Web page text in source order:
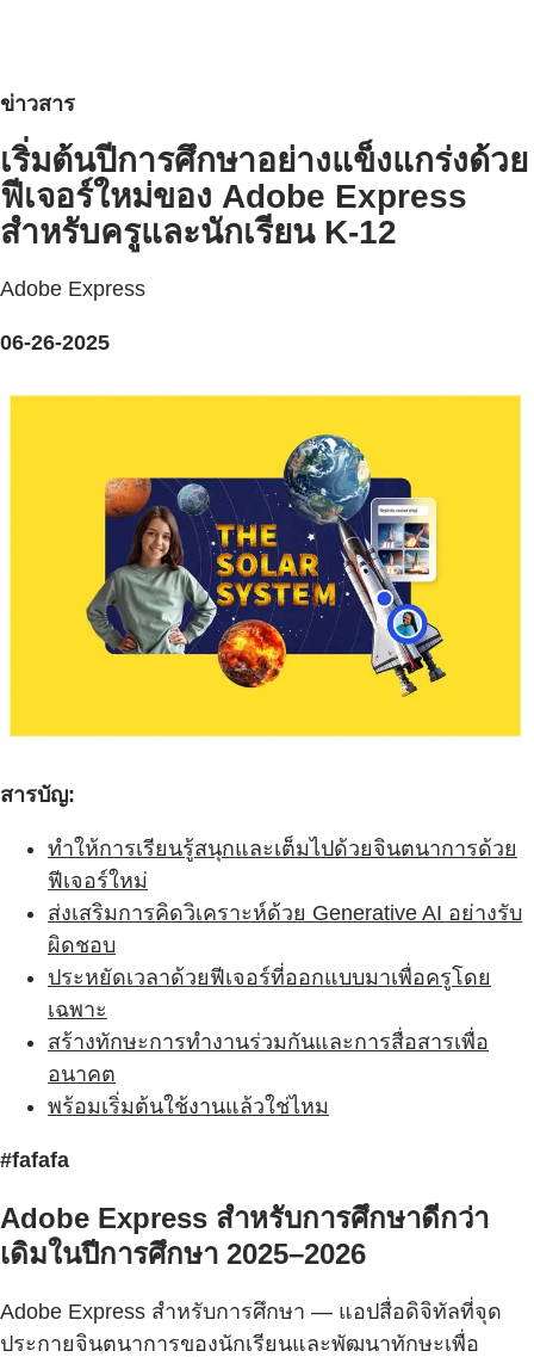
ข่าวสาร
เริ่มต้นปีการศึกษาอย่างแข็งแกร่งด้วย
ฟีเจอร์ใหม่ของ Adobe Express
สำหรับครูและนักเรียน K-12
Adobe Express
06-26-2025
สารบัญ:
ทำให้การเรียนรู้สนุกและเต็มไปด้วยจินตนาการด้วย
ฟีเจอร์ใหม่
ส่งเสริมการคิดวิเคราะห์ด้วย Generative AI อย่างรับ
ผิดชอบ
ประหยัดเวลาด้วยฟีเจอร์ที่ออกแบบมาเพื่อครูโดย
เฉพาะ
สร้างทักษะการทำงานร่วมกันและการสื่อสารเพื่อ
อนาคต
พร้อมเริ่มต้นใช้งานแล้วใช่ไหม
#fafafa
Adobe Express สำหรับการศึกษาดีกว่า
เดิมในปีการศึกษา 2025–2026
Adobe Express สำหรับการศึกษา — แอปสื่อดิจิทัลที่จุด
ประกายจินตนาการของนักเรียนและพัฒนาทักษะเพื่อ